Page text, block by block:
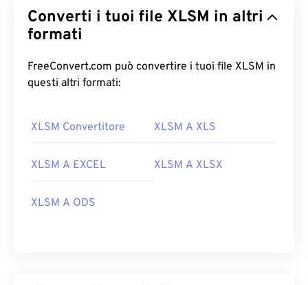
Converti i tuoi file XLSM in altri
formati
FreeConvert.com può convertire i tuoi file XLSM in
questi altri formati:
XLSM Convertitore XLSM A XLS
XLSM A EXCEL XLSM A XLSX
XLSM A ODS